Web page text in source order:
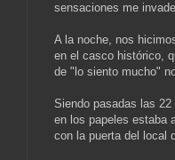
sensaciones me
A la noche, nos
en el casco histórico,
de "lo siento mucho"
Siendo pasadas las
en los papeles estaba
con la puerta del local